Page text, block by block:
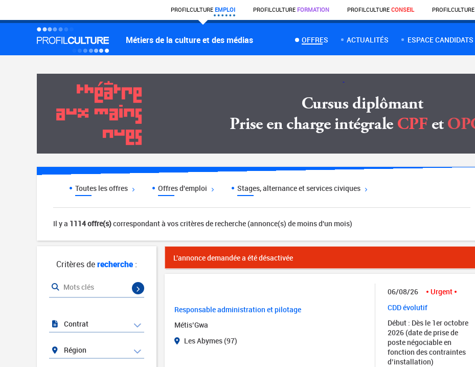
PROFILCULTURE EMPLOI PROFILCULTURE FORMATION PROFILCULTURE CONSEIL PROFILCULTURE
Métiers de la culture et des médias OFFRES ACTUALITÉS ESPACE CANDIDATS
Toutes les offres Offres d'emploi Stages, alternance et services civiques
Il y a 1114 offre(s)correspondant à vos critères de recherche (annonce(s) de moins d'un mois)
L'annonce demandée a été désactivée
Responsable administration et pilotage
Métis’Gwa
Les Abymes (97)
06/08/26
Urgent
CDD évolutif
Début : Dès le 1er octobre
2026 (date de prise de
poste négociable en
fonction des contraintes
d’installation)
Critères derecherche:
Mots clés
Contrat
Région